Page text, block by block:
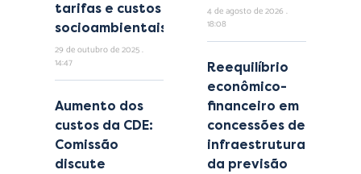
tarifas e custos
socioambientais
29 de outubro de 2025
14:47
Aumento dos
custos da CDE:
Comissão
discute
4 de agosto de 2026
18:08
Reequilíbrio
econômico-
financeiro em
concessões de
infraestrutura:
da previsão